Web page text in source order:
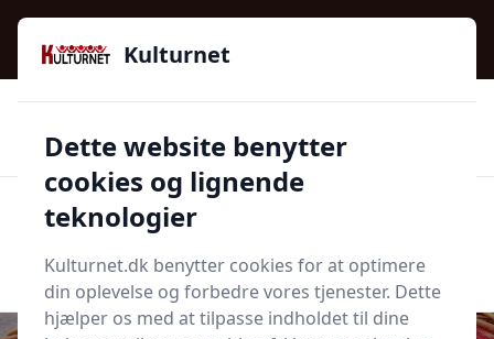
Kulturnet - Alt Det Gode I Livet | Din Kulturguide Siden
2016
97 kategorier 👍Kun godkendte butikker
Start søgning
Kulturnet
Dette website benytter
cookies og lignende
teknologier
Kulturnet.dk benytter cookies for at optimere
din oplevelse og forbedre vores tjenester. Dette
hjælper os med at tilpasse indholdet til dine